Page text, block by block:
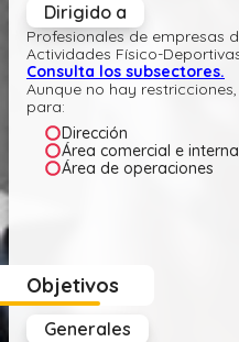
Dirigido a
Profesionales de empresas
Actividades Físico-
Consulta los subsectores.
Aunque no hay
para:
Dirección
Área comercial e
Área de operaciones
Objetivos
Generales